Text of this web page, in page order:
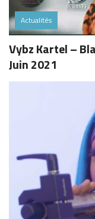
Actualités
Vybz Kartel –
Juin 2021